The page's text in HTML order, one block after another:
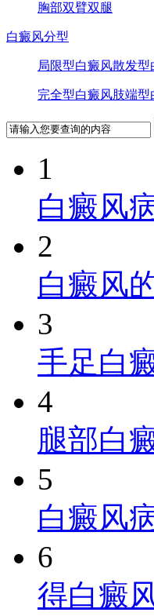
胸部双臂双腿
白癜风分型
局限型白癜风散发型
完全型白癜风肢端型
1
白癜风
2
白癜风
3
手足白
4
腿部白
5
白癜风
6
得白癜